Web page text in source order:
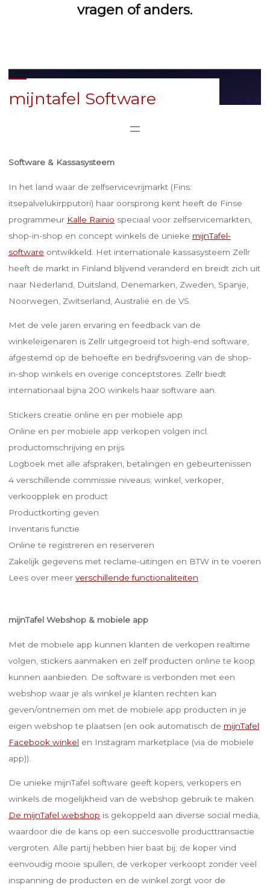
vragen of anders.
mijntafel Software
Software & Kassasysteem
In het land waar de zelfservicevrijmarkt (Fins:
itsepalvelukirpputori) haar oorsprong kent heeft de Finse
programmeur Kalle Rainio speciaal voor zelfservicemarkten,
shop-in-shop en concept winkels de unieke mijnTafel-
software ontwikkeld. Het internationale kassasysteem Zellr
heeft de markt in Finland blijvend veranderd en breidt zich uit
naar Nederland, Duitsland, Denemarken, Zweden, Spanje,
Noorwegen, Zwitserland, Australië en de VS​.
Met de vele jaren ervaring en feedback van de
winkeleigenaren is Zellr uitgegroeid tot high-end software,
afgestemd op de behoefte en bedrijfsvoering van de shop-
in-shop winkels en overige conceptstores. Zellr biedt
internationaal bijna 200 winkels haar software aan.
Stickers creatie online en per mobiele app
Online en per mobiele app verkopen volgen incl.
productomschrijving en prijs
Logboek met alle afspraken, betalingen en gebeurtenissen
4 verschillende commissie niveaus; winkel, verkoper,
verkoopplek en product
Productkorting geven
Inventaris functie
Online te registreren en reserveren
Zakelijk gegevens met reclame-uitingen en BTW in te voeren
Lees over meerverschillende functionaliteiten
mijnTafel Webshop & mobiele app
Met de mobiele app kunnen klanten de verkopen realtime
volgen, stickers aanmaken en zelf producten online te koop
kunnen aanbieden. De software is verbonden met een
webshop waar je als winkel je klanten rechten kan
geven/ontnemen om met de mobiele app producten in je
eigen webshop te plaatsen (en ook automatisch de mijnTafel
Facebook winkel en Instagram marketplace (via de mobiele
app)).
De unieke mijnTafel software geeft kopers, verkopers en
winkels de mogelijkheid van de webshop gebruik te maken.
De mijnTafel webshop is gekoppeld aan diverse social media,
waardoor die de kans op een succesvolle producttransactie
vergroten. Alle partij hebben hier baat bij; de koper vind
eenvoudig mooie spullen, de verkoper verkoopt zonder veel
inspanning de producten en de winkel zorgt voor de